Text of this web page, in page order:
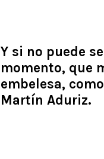
Y si no puede
momento, que
embelesa,
Martín Aduriz.